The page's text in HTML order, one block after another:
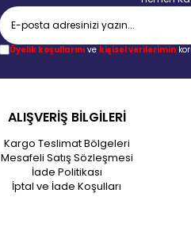
Üyelik koşullarınıve kişisel verilerimin
ALIŞVERİŞ BİLGİLERİ
Kargo Teslimat Bölgeleri
Mesafeli Satış Sözleşmesi
İade Politikası
İptal ve İade Koşulları